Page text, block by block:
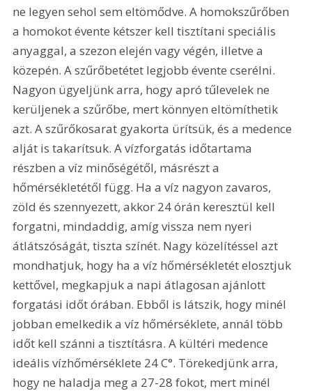
ne legyen sehol sem eltömődve. A homokszűrőben
a homokot évente kétszer kell tisztítani speciális
anyaggal, a szezon elején vagy végén, illetve a
közepén. A szűrőbetétet legjobb évente cserélni.
Nagyon ügyeljünk arra, hogy apró tűlevelek ne
kerüljenek a szűrőbe, mert könnyen eltömíthetik
azt. A szűrőkosarat gyakorta ürítsük, és a medence
alját is takarítsuk. A vízforgatás időtartama
részben a víz minőségétől, másrészt a
hőmérsékletétől függ. Ha a víz nagyon zavaros,
zöld és szennyezett, akkor 24 órán keresztül kell
forgatni, mindaddig, amíg vissza nem nyeri
átlátszóságát, tiszta színét. Nagy közelítéssel azt
mondhatjuk, hogy ha a víz hőmérsékletét elosztjuk
kettővel, megkapjuk a napi átlagosan ajánlott
forgatási időt órában. Ebből is látszik, hogy minél
jobban emelkedik a víz hőmérséklete, annál több
időt kell szánni a tisztításra. A kültéri medence
ideális vízhőmérséklete 24 C°. Törekedjünk arra,
hogy ne haladja meg a 27-28 fokot, mert minél